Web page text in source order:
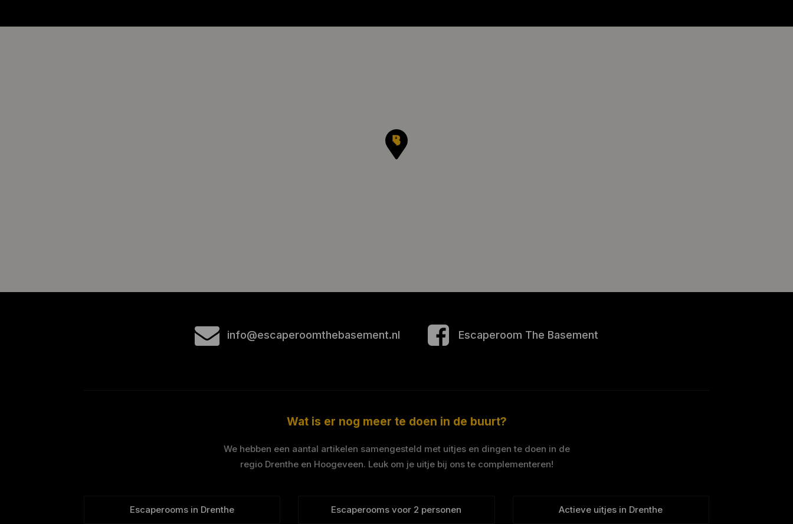
info@escaperoomthebasement.nl Escaperoom The Basement
Wat is er nog meer te doen in de buurt?
We hebben een aantal artikelen samengesteld met uitjes en dingen te doen in de
regio Drenthe en Hoogeveen. Leuk om je uitje bij ons te complementeren!
Escaperooms in Drenthe Escaperooms voor 2 personen Actieve uitjes in Drenthe